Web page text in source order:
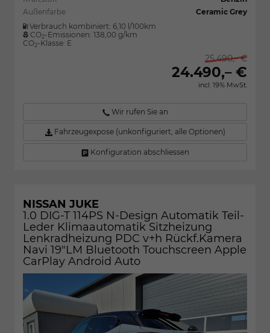
Außenfarbe
Ceramic Grey
Verbrauch kombiniert: 6,10 l/100km
CO2-Emissionen: 138,00 g/km
CO2-Klasse: E
25.490,– €
24.490,– €
incl. 19% MwSt.
Wir rufen Sie an
Fahrzeugexpose (unkonfiguriert, alle Optionen)
Konfiguration abschliessen
NISSAN JUKE
1.0 DIG-T 114PS N-Design Automatik Teil-
Leder Klimaautomatik Sitzheizung
Lenkradheizung PDC v+h Rückf.Kamera
Navi 19"LM Bluetooth Touchscreen Apple
CarPlay Android Auto